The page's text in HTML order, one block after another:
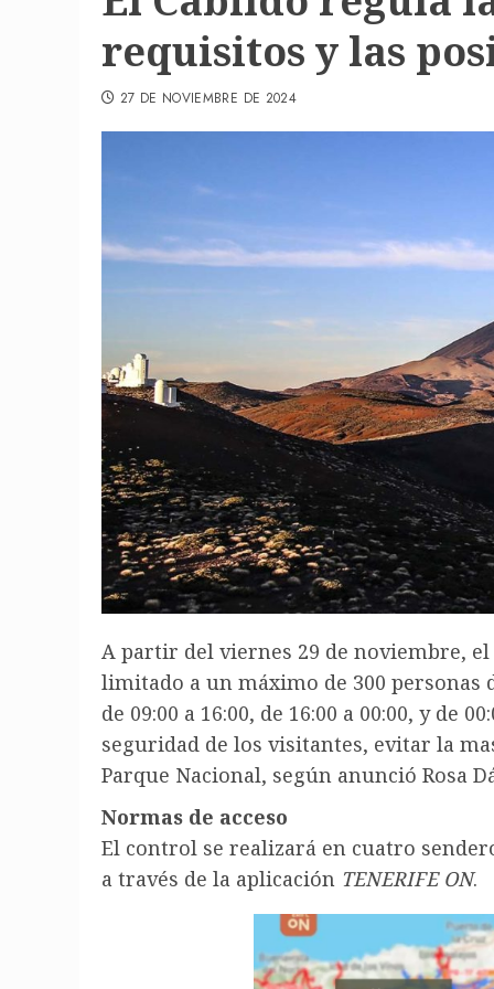
requisitos y las
27 DE NOVIEMBRE DE 2024
A partir del viernes 29 de noviembre,
limitado a un máximo de 300
de 09:00 a 16:00, de 16:00 a 00:00, y de
seguridad de los visitantes, evitar la
Parque Nacional, según anunció Rosa
Normas de acceso
El control se realizará en cuatro
a través de la aplicación TENERIFE ON.